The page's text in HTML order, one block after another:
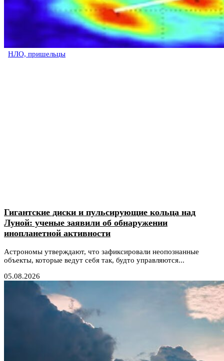
НЛО, пришельцы
Гигантские диски и пульсирующие кольца над
Луной: ученые заявили об обнаружении
инопланетной активности
Астрономы утверждают, что зафиксировали неопознанные
объекты, которые ведут себя так, будто управляются...
05.08.2026